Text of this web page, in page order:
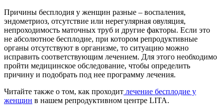
Причины бесплодия у женщин разные – воспаления,
эндометриоз, отсутствие или нерегулярная овуляция,
непроходимость маточных труб и другие факторы. Если это
не абсолютное бесплодие, при котором репродуктивные
органы отсутствуют в организме, то ситуацию можно
исправить соответствующим лечением. Для этого необходимо
пройти медицинское обследование, чтобы определить
причину и подобрать под нее программу лечения.
Читайте также о том, как проходит лечение бесплодие у
женщин в нашем репродуктивном центре LITA.